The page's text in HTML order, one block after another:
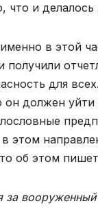
что и
в этой
для
он должен
этом
об этом
за